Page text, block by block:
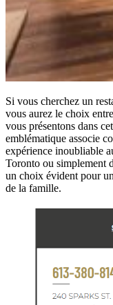
Si vous cherchez un
vous aurez le choix
vous présentons dans
emblématique associe
expérience inoubliable
Toronto ou simplement
un choix évident pour
de la famille.